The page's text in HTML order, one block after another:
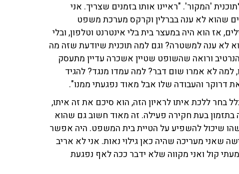
'המקור'. "ראיינו אותו בזמנים שצריך. אני
שהוא לא ענה בברלין וקרקס מערכת משפט
אז הוא היה במעצר בית בלי אינטרנט וטלפון, ובלי
לא ענה למשטרה? וגם למה תוכנית שיודעת שזה מה
ורואה שהשופט שטיין אשכרה עדיין מתעסק
למה לא אמרו שום דבר? למה עמדו מנגד? להגיד
דרוקר והעבודה שלו אבל מאוד נפגעתי ממנו".
בחר ללכת איתו לראיון הזה, הוא סיכם את זה איתו,
בעת חקירה פעילה. זה מאוד חשוב גם שהוא
שיכול להשפיע על הטיית בית המשפט. היה אפשר
שאני מעריכה שהיה כאן גילוי נאות. אני לא אריב
קול ואני מקווה שלא ידבר ככה לאף נפגעת